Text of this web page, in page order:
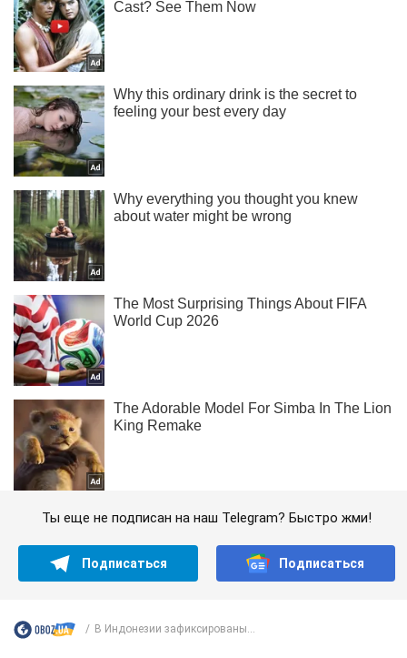
Ты еще не подписан на наш Telegram? Быстро жми!
Подписаться Подписаться
В Индонезии зафиксированы...